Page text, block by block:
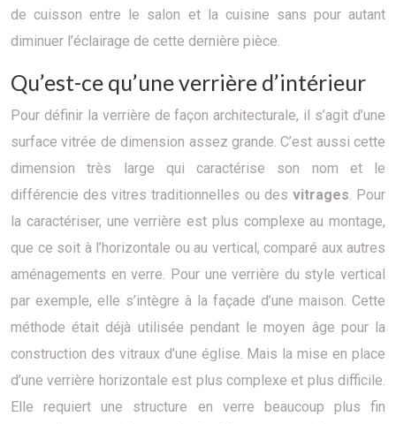
de cuisson entre le salon et la cuisine sans pour autant
diminuer l’éclairage de cette dernière pièce.
Qu’est-ce qu’une verrière d’intérieur
Pour définir la verrière de façon architecturale, il s’agit d’une
surface vitrée de dimension assez grande. C’est aussi cette
dimension très large qui caractérise son nom et le
différencie des vitres traditionnelles ou des vitrages. Pour
la caractériser, une verrière est plus complexe au montage,
que ce soit à l’horizontale ou au vertical, comparé aux autres
aménagements en verre. Pour une verrière du style vertical
par exemple, elle s’intègre à la façade d’une maison. Cette
méthode était déjà utilisée pendant le moyen âge pour la
construction des vitraux d’une église. Mais la mise en place
d’une verrière horizontale est plus complexe et plus difficile.
Elle requiert une structure en verre beaucoup plus fin